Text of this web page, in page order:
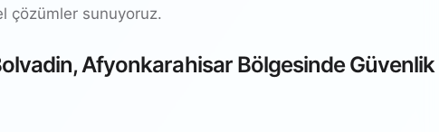
çözümler sunuyoruz.
Afyonkarahisar Bölgesinde Güvenlik